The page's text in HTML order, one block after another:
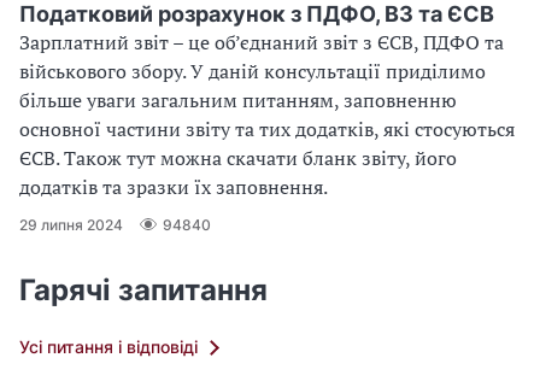
Податковий розрахунок з ПДФО, ВЗ та ЄСВ
Зарплатний звіт – це об’єднаний звіт з ЄСВ, ПДФО та
військового збору. У даній консультації приділимо
більше уваги загальним питанням, заповненню
основної частини звіту та тих додатків, які стосуються
ЄСВ. Також тут можна скачати бланк звіту, його
додатків та зразки їх заповнення.
29 липня 2024 94840
Гарячі запитання
Усі питання і відповіді